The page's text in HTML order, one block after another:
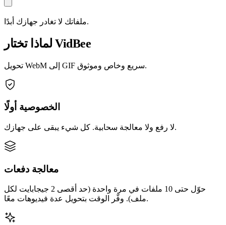
ملفاتك لا تغادر جهازك أبدًا.
لماذا تختار VidBee
تحويل WebM إلى GIF سريع وخاص وموثوق.
الخصوصية أولًا
لا رفع ولا معالجة سحابية. كل شيء يبقى على جهازك.
معالجة دفعات
حوّل حتى 10 ملفات في مرة واحدة (حد أقصى 2 جيجابايت لكل
ملف). وفّر الوقت بتحويل عدة فيديوهات معًا.